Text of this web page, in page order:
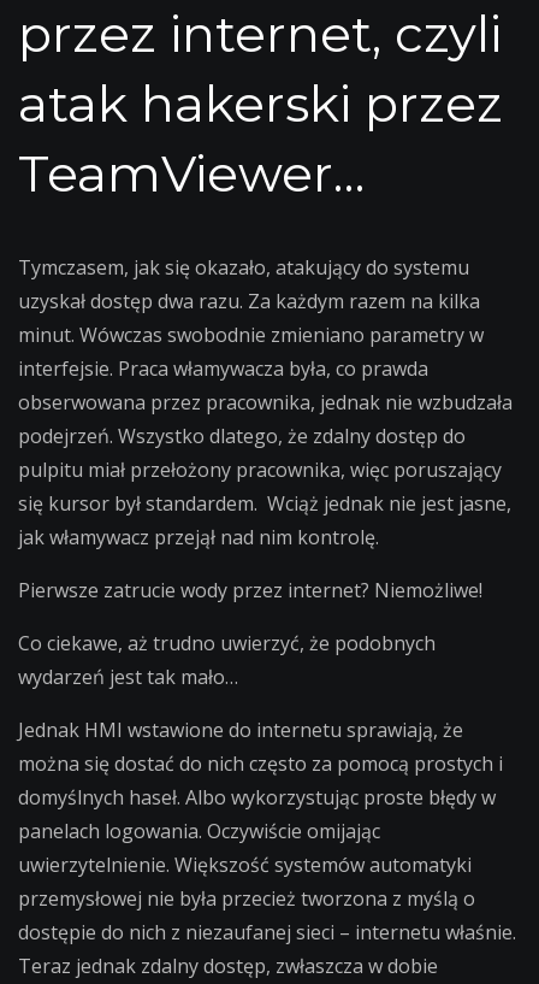
przez internet, czyli
atak hakerski przez
TeamViewer…
Tymczasem, jak się okazało, atakujący do systemu
uzyskał dostęp dwa razu. Za każdym razem na kilka
minut. Wówczas swobodnie zmieniano parametry w
interfejsie. Praca włamywacza była, co prawda
obserwowana przez pracownika, jednak nie wzbudzała
podejrzeń. Wszystko dlatego, że zdalny dostęp do
pulpitu miał przełożony pracownika, więc poruszający
się kursor był standardem. Wciąż jednak nie jest jasne,
jak włamywacz przejął nad nim kontrolę.
Pierwsze zatrucie wody przez internet? Niemożliwe!
Co ciekawe, aż trudno uwierzyć, że podobnych
wydarzeń jest tak mało…
Jednak HMI wstawione do internetu sprawiają, że
można się dostać do nich często za pomocą prostych i
domyślnych haseł. Albo wykorzystując proste błędy w
panelach logowania. Oczywiście omijając
uwierzytelnienie. Większość systemów automatyki
przemysłowej nie była przecież tworzona z myślą o
dostępie do nich z niezaufanej sieci – internetu właśnie.
Teraz jednak zdalny dostęp, zwłaszcza w dobie